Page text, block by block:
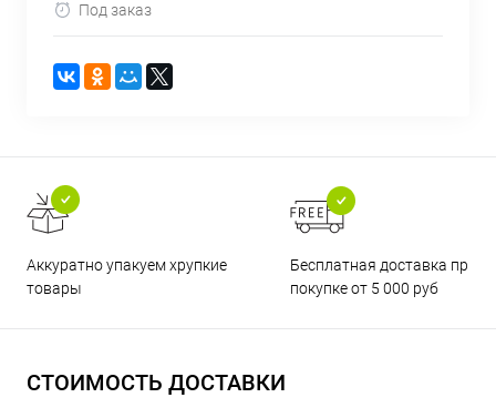
Под заказ
Аккуратно упакуем хрупкие
товары
Бесплатная доставка при
покупке от 5 000 руб
СТОИМОСТЬ ДОСТАВКИ